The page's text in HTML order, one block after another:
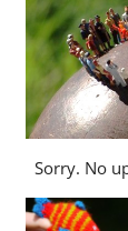
Sorry. No